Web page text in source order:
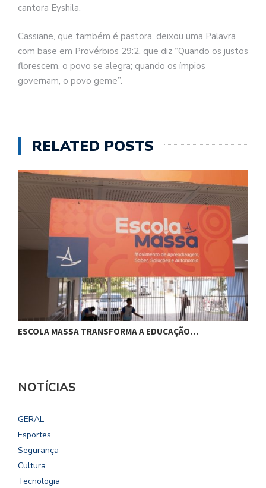
cantora Eyshila.
Cassiane, que também é pastora, deixou uma Palavra
com base em Provérbios 29:2, que diz “Quando os justos
florescem, o povo se alegra; quando os ímpios
governam, o povo geme”.
RELATED POSTS
ESCOLA MASSA TRANSFORMA A EDUCAÇÃO…
NOTÍCIAS
GERAL
Esportes
Segurança
Cultura
Tecnologia